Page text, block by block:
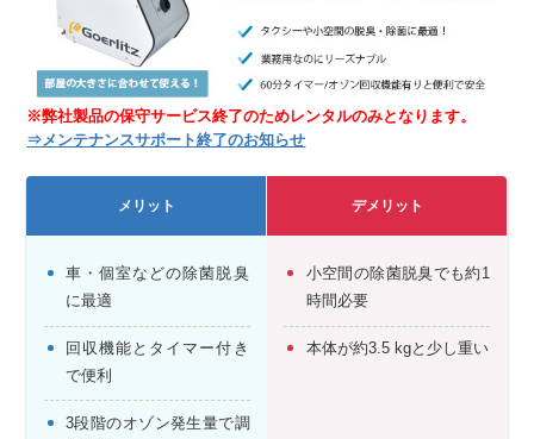
※弊社製品の保守サービス終了のためレンタルのみとなります。
⇒メンテナンスサポート終了のお知らせ
メリット
車・個室などの除菌脱臭
に最適
回収機能とタイマー付き
で便利
3段階のオゾン発生量で調
デメリット
小空間の除菌脱臭でも約1
時間必要
本体が約3.5 kgと少し重い